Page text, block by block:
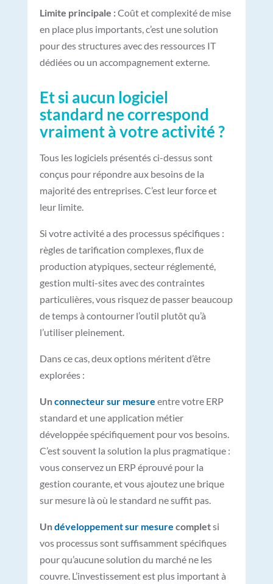
Limite principale :Coût et complexité de mise
en place plus importants, c’est une solution
pour des structures avec des ressources IT
dédiées ou un accompagnement externe.
Et si aucun logiciel
standard ne correspond
vraiment à votre activité ?
Tous les logiciels présentés ci-dessus sont
conçus pour répondre aux besoins de la
majorité des entreprises. C’est leur force et
leur limite.
Si votre activité a des processus spécifiques :
règles de tarification complexes, flux de
production atypiques, secteur réglementé,
gestion multi-sites avec des contraintes
particulières, vous risquez de passer beaucoup
de temps à contourner l’outil plutôt qu’à
l’utiliser pleinement.
Dans ce cas, deux options méritent d’être
explorées :
Unconnecteur sur mesure entre votre ERP
standard et une application métier
développée spécifiquement pour vos besoins.
C’est souvent la solution la plus pragmatique :
vous conservez un ERP éprouvé pour la
gestion courante, et vous ajoutez une brique
sur mesure là où le standard ne suffit pas.
Undéveloppement sur mesure completsi
vos processus sont suffisamment spécifiques
pour qu’aucune solution du marché ne les
couvre. L’investissement est plus important à